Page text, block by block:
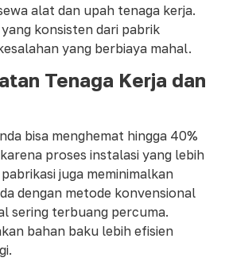
alat dan upah tenaga kerja.
konsisten dari pabrik
yang berbiaya mahal.
Tenaga Kerja dan
bisa menghemat hingga 40%
proses instalasi yang lebih
juga meminimalkan
dengan metode konvensional
sering terbuang percuma.
bahan baku lebih efisien